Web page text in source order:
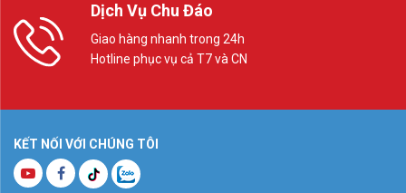
Dịch Vụ Chu Đáo
Giao hàng nhanh trong 24h
Hotline phục vụ cả T7 và CN
KẾT NỐI VỚI CHÚNG TÔI